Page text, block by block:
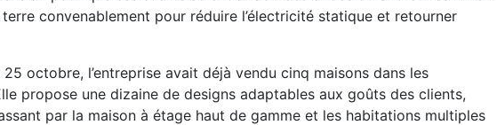
convenablement pour réduire l’électricité statique et retourner
octobre, l’entreprise avait déjà vendu cinq maisons dans les
propose une dizaine de designs adaptables aux goûts des clients,
par la maison à étage haut de gamme et les habitations multiples